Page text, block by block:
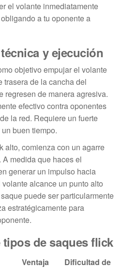
el volante inmediatamente
a tu oponente a
y ejecución
objetivo empujar el volante
trasera de la cancha del
regresen de manera agresiva.
efectivo contra oponentes
la red. Requiere un fuerte
buen tiempo.
alto, comienza con un agarre
medida que haces el
generar un impulso hacia
alcance un punto alto
puede ser particularmente
estratégicamente para
de saques flick
Ventaja
Dificultad de